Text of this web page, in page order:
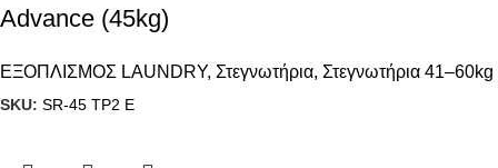
Advance (45kg)
ΕΞΟΠΛΙΣΜΟΣ LAUNDRY, Στεγνωτήρια, Στεγνωτήρια 41–60kg
SKU: SR-45 TP2 E